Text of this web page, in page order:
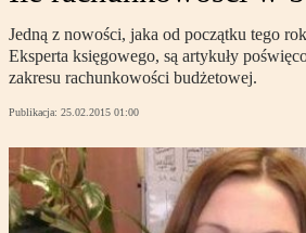
Jedną z nowości, jaka od początku tego
Eksperta księgowego, są artykuły
zakresu rachunkowości budżetowej.
Publikacja: 25.02.2015 01:00